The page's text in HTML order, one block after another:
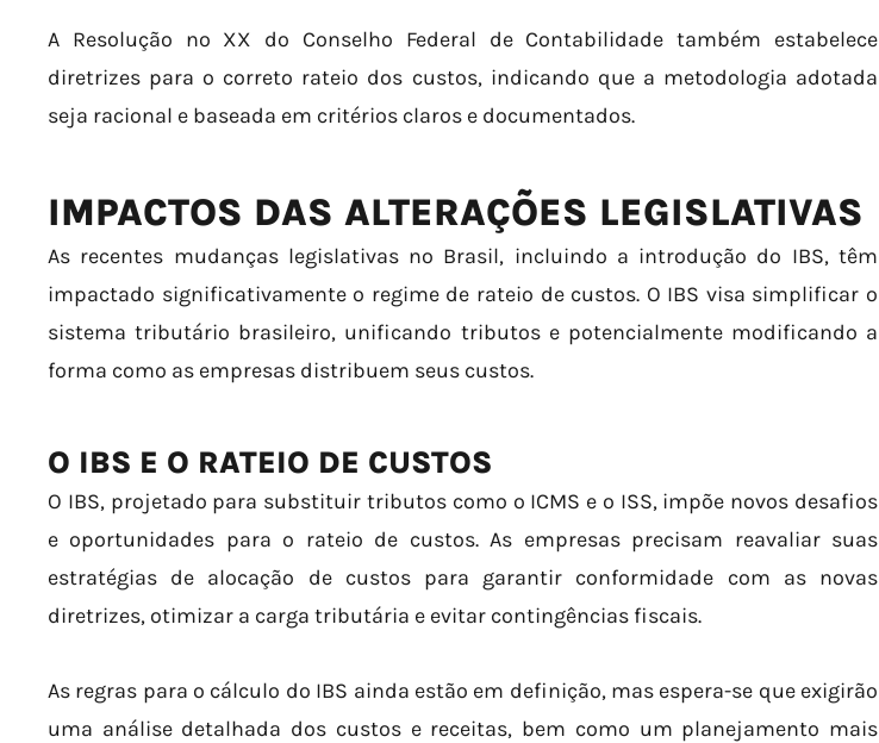
A Resolução nº XX do Conselho Federal de Contabilidade também estabelece
diretrizes para o correto rateio dos custos, indicando que a metodologia adotada
seja racional e baseada em critérios claros e documentados.
IMPACTOS DAS ALTERAÇÕES LEGISLATIVAS
As recentes mudanças legislativas no Brasil, incluindo a introdução do IBS, têm
impactado significativamente o regime de rateio de custos. O IBS visa simplificar o
sistema tributário brasileiro, unificando tributos e potencialmente modificando a
forma como as empresas distribuem seus custos.
O IBS E O RATEIO DE CUSTOS
O IBS, projetado para substituir tributos como o ICMS e o ISS, impõe novos desafios
e oportunidades para o rateio de custos. As empresas precisam reavaliar suas
estratégias de alocação de custos para garantir conformidade com as novas
diretrizes, otimizar a carga tributária e evitar contingências fiscais.
As regras para o cálculo do IBS ainda estão em definição, mas espera-se que exigirão
uma análise detalhada dos custos e receitas, bem como um planejamento mais